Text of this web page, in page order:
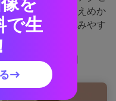
。コツ：影は控えめか
くならず、親しみやす
リネンの画像例
で生
→